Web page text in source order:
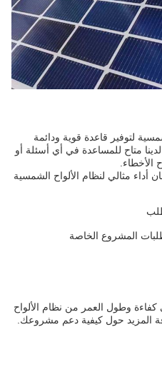
لتوفير قاعدة قوية ودائمة
متاح للمساعدة في أي أسئلة أو
الأخطاء.
مثالي لنظام الألواح الشمسية
المشروع الخاصة
وطول العمر من نظام الألواح
المزيد حول كيفية دعم مشروعك.